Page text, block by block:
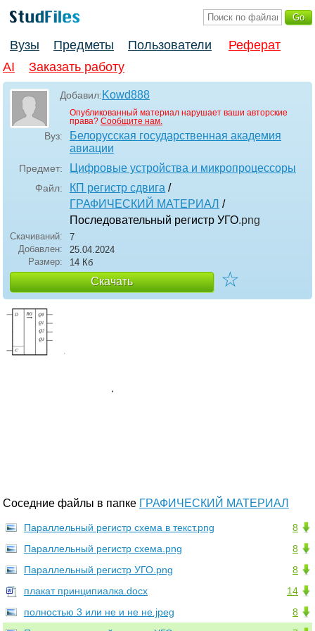
Вузы Предметы Пользователи
Реферат
AI
Заказать работу
Добавил:Kowd888
Опубликованный материал нарушает ваши авторские
права? Сообщите нам.
Вуз:
Белорусская государственная академия
авиации
Предмет: Цифровые устройства и микропроцессоры
Файл: КП регистр сдвига /
ГРАФИЧЕСКИЙ МАТЕРИАЛ /
Последовательный регистр УГО.png
Скачиваний:
7
Добавлен:
25.04.2024
Размер:
14 Кб
Скачать ☆
Соседние файлы в папке ГРАФИЧЕСКИЙ МАТЕРИАЛ
8
Параллельный регистр схема в текст.png
8
Параллельный регистр схема.png
8
Параллельный регистр УГО.png
14
плакат принципиалка.docx
8
полностью 3 или не и не не.jpeg